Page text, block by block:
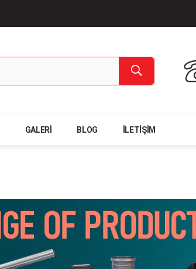
GALERI BLOG İLETIŞIM